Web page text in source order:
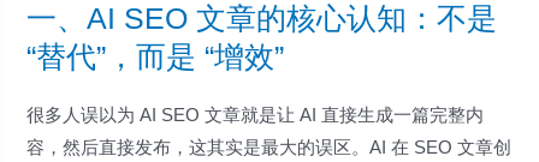
一、AI SEO 文章的核心认知：不是
“替代”，而是 “增效”
很多人误以为 AI SEO 文章就是让 AI 直接生成一篇完整内
容，然后直接发布，这其实是最大的误区。AI 在 SEO 文章创